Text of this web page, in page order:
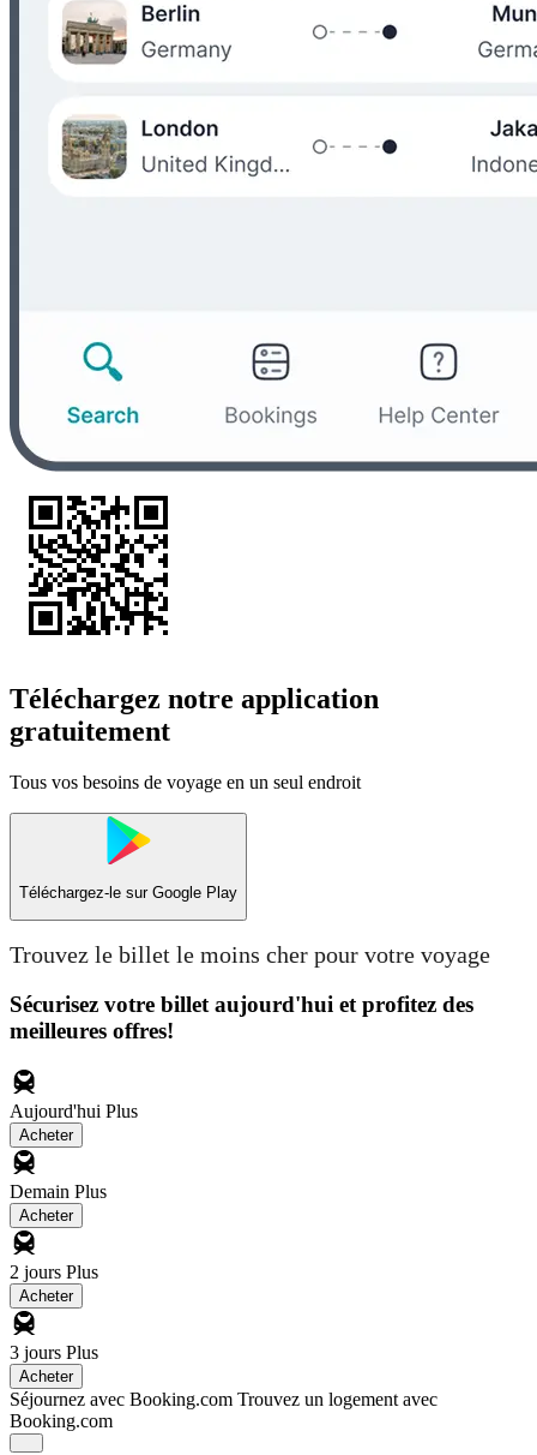
Téléchargez notre application
gratuitement
Tous vos besoins de voyage en un seul endroit
Téléchargez-le sur Google Play
Trouvez le billet le moins cher pour votre voyage
Sécurisez votre billet aujourd'hui et profitez des
meilleures offres!
Aujourd'hui Plus
Acheter
Demain Plus
Acheter
2 jours Plus
Acheter
3 jours Plus
Acheter
Séjournez avec Booking.com Trouvez un logement avec
Booking.com